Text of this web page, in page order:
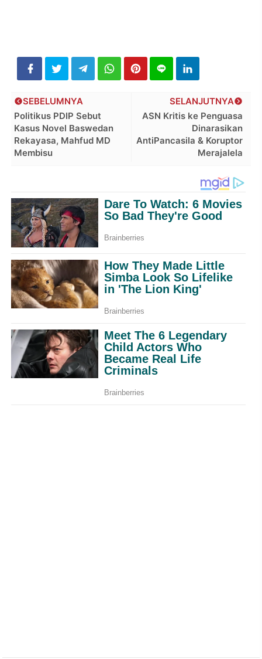
SELANJUTNYA
ASN Kritis ke Penguasa
Dinarasikan
AntiPancasila & Koruptor
Merajalela
SEBELUMNYA
Politikus PDIP Sebut
Kasus Novel Baswedan
Rekayasa, Mahfud MD
Membisu